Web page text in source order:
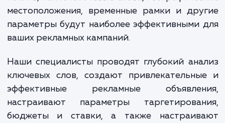
многолетним опытом работы с Google
предлагаем полный спектр услуг по
и оптимизации этой системы. Мы
анализа вашего бизнеса и его целей,